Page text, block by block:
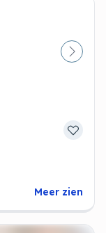
Meer zien